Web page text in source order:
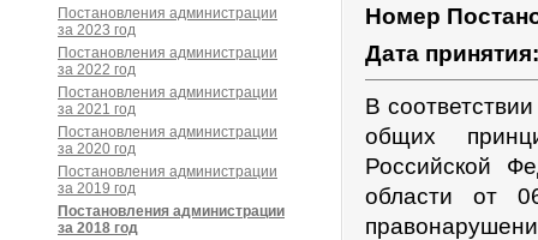
Номер
Дата
В
общих
Российской
области от
Постановления администрации
за 2023 год
Постановления администрации
за 2022 год
Постановления администрации
за 2021 год
Постановления администрации
за 2020 год
Постановления администрации
за 2019 год
Постановления администрации
за 2018 год